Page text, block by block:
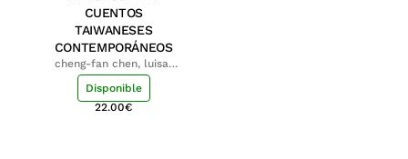
CUENTOS
TAIWANESES
CONTEMPORÁNEOS
cheng-fan chen, luisa;
shu-ying chang, luisa
Disponible
22.00€